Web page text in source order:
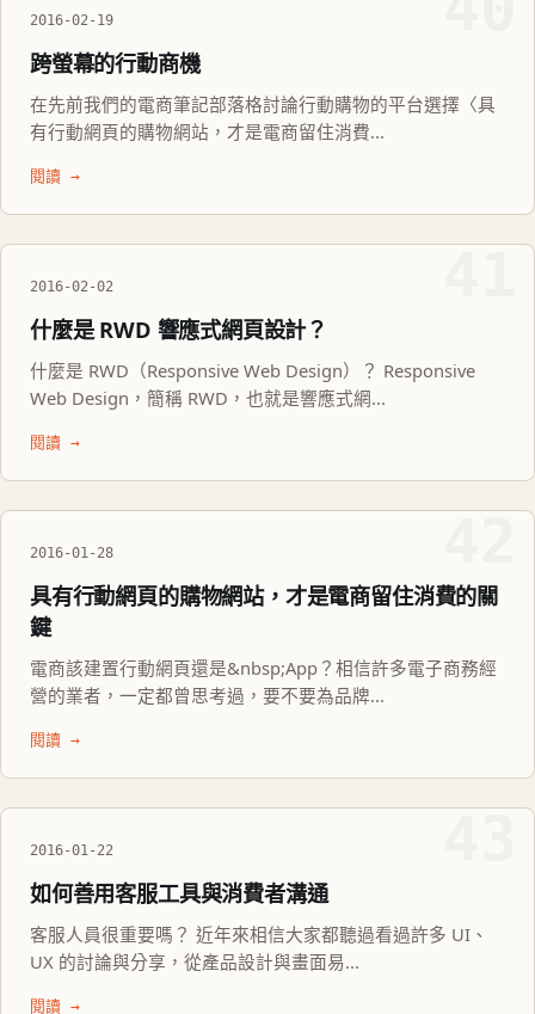
2016-02-19
跨螢幕的行動商機
在先前我們的電商筆記部落格討論行動購物的平台選擇〈具
有行動網頁的購物網站，才是電商留住消費...
閱讀 →
2016-02-02
什麼是 RWD 響應式網頁設計？
什麼是 RWD（Responsive Web Design）？ Responsive
Web Design，簡稱 RWD，也就是響應式網...
閱讀 →
2016-01-28
具有行動網頁的購物網站，才是電商留住消費的關
鍵
電商該建置行動網頁還是&nbsp;App？相信許多電子商務經
營的業者，一定都曾思考過，要不要為品牌...
閱讀 →
2016-01-22
如何善用客服工具與消費者溝通
客服人員很重要嗎？ 近年來相信大家都聽過看過許多 UI、
UX 的討論與分享，從產品設計與畫面易...
閱讀 →